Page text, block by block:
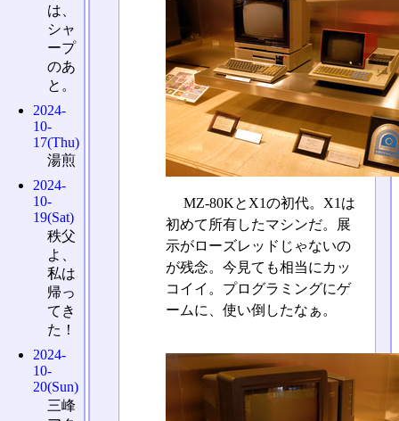
MZ-80KとX1の初代。X1は
初めて所有したマシンだ。展
示がローズレッドじゃないの
が残念。今見ても相当にカッ
コイイ。プログラミングにゲ
ームに、使い倒したなぁ。
は、
シャ
ープ
のあ
と。
2024-
10-
17(Thu)
湯煎
2024-
10-
19(Sat)
秩父
よ、
私は
帰っ
てき
た！
2024-
10-
20(Sun)
三峰